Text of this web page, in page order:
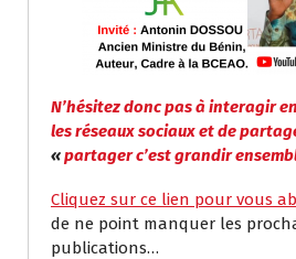
N’hésitez donc pas à interagir
les réseaux sociaux et de
«partager c’est grandir
Cliquez sur ce lien pour vous
de ne point manquer les
publications…